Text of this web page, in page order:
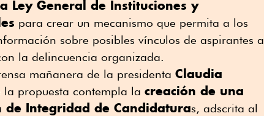
Ley General de Instituciones y
para crear un mecanismo que permita a los
sobre posibles vínculos de aspirantes a
la delincuencia organizada.
mañanera de la presidenta Claudia
la propuesta contempla la creación de una
de Integridad de Candidaturas, adscrita al